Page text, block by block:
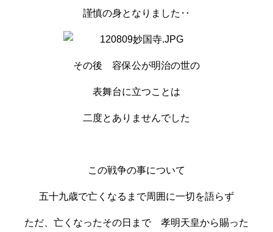
謹慎の身となりました‥
その後 容保公が明治の世の
表舞台に立つことは
二度とありませんでした
この戦争の事について
五十九歳で亡くなるまで周囲に一切を語らず
ただ、亡くなったその日まで 孝明天皇から賜った